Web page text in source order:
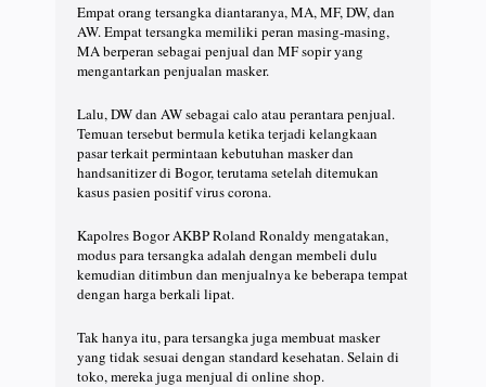
Empat orang tersangka diantaranya, MA, MF, DW, dan
AW. Empat tersangka memiliki peran masing-masing,
MA berperan sebagai penjual dan MF sopir yang
mengantarkan penjualan masker.
Lalu, DW dan AW sebagai calo atau perantara penjual.
Temuan tersebut bermula ketika terjadi kelangkaan
pasar terkait permintaan kebutuhan masker dan
handsanitizer di Bogor, terutama setelah ditemukan
kasus pasien positif virus corona.
Kapolres Bogor AKBP Roland Ronaldy mengatakan,
modus para tersangka adalah dengan membeli dulu
kemudian ditimbun dan menjualnya ke beberapa tempat
dengan harga berkali lipat.
Tak hanya itu, para tersangka juga membuat masker
yang tidak sesuai dengan standard kesehatan. Selain di
toko, mereka juga menjual di online shop.